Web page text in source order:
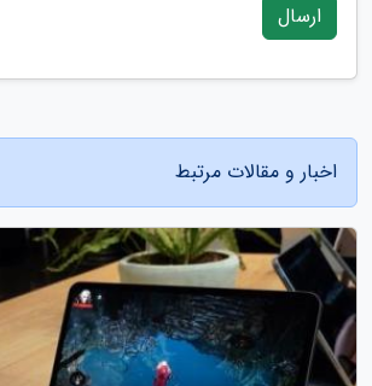
ارسال
اخبار و مقالات مرتبط